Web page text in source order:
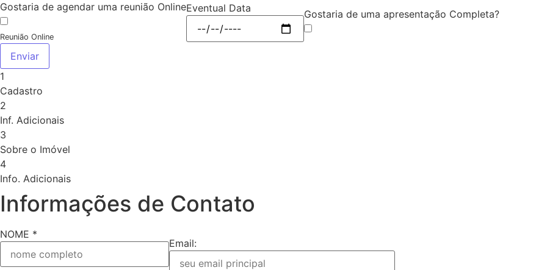
Gostaria de agendar uma reunião Online
Reunião Online
Eventual Data Gostaria de uma apresentação Completa?
Enviar
1
Cadastro
2
Inf. Adicionais
3
Sobre o Imóvel
4
Info. Adicionais
Informações de Contato
NOME *
Email: